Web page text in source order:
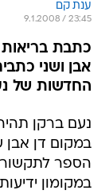
ענת קם
9.1.2008 / 23:45
כתבת בריאות
אבן ושני
החדשות של
נעם ברקן
במקום דן אבן
הספר
במקומון